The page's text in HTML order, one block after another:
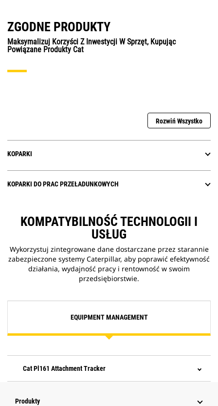
ZGODNE PRODUKTY
Maksymalizuj Korzyści Z Inwestycji W Sprzęt, Kupując
Powiązane Produkty Cat
Rozwiń Wszystko
KOPARKI
KOPARKI DO PRAC PRZEŁADUNKOWYCH
KOMPATYBILNOŚĆ TECHNOLOGII I
USŁUG
Wykorzystuj zintegrowane dane dostarczane przez starannie
zabezpieczone systemy Caterpillar, aby poprawić efektywność
działania, wydajność pracy i rentowność w swoim
przedsiębiorstwie.
EQUIPMENT MANAGEMENT
Cat Pl161 Attachment Tracker
Produkty